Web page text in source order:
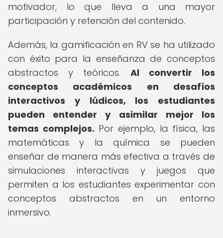
motivador, lo que lleva a una mayor
participación y retención del contenido.
Además, la gamificación en RV se ha utilizado
con éxito para la enseñanza de conceptos
abstractos y teóricos. Al convertir los
conceptos académicos en desafíos
interactivos y lúdicos, los estudiantes
pueden entender y asimilar mejor los
temas complejos. Por ejemplo, la física, las
matemáticas y la química se pueden
enseñar de manera más efectiva a través de
simulaciones interactivas y juegos que
permiten a los estudiantes experimentar con
conceptos abstractos en un entorno
inmersivo.